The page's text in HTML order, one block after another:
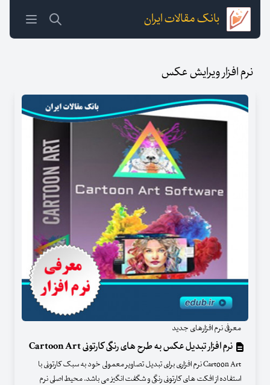
بانک مقالات ایران
نرم افزار ویرایش عکس
معرفی نرم افزارهای جدید
نرم افزار تبدیل عکس به طرح های رنگی کارتونی Cartoon Art
Cartoon Art نرم افزاری برای تبدیل تصاویر معمولی خود به سبک کارتونی با
استفاده از افکت های کارتونی رنگی و شگفت انگیز می باشد. محیط اصلی نرم